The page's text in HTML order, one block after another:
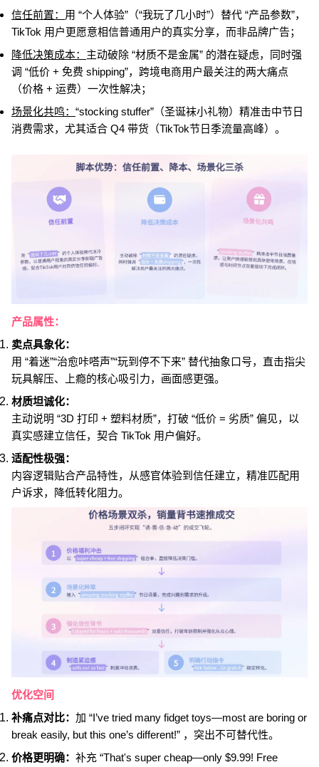
信任前置： 用 “个人体验”（“我玩了几小时”）替代 “产品参数”，
TikTok 用户更愿意相信普通用户的真实分享，而非品牌广告；
降低决策成本： 主动破除 “材质不是金属” 的潜在疑虑，同时强
调 “低价 + 免费 shipping”，跨境电商用户最关注的两大痛点
（价格 + 运费）一次性解决；
场景化共鸣： “stocking stuffer”（圣诞袜小礼物）精准击中节日
消费需求，尤其适合 Q4 带货（TikTok节日季流量高峰）。
产品属性：
卖点具象化：
用 “着迷”“治愈咔嗒声”“玩到停不下来” 替代抽象口号，直击指尖
玩具解压、上瘾的核心吸引力，画面感更强。
材质坦诚化：
主动说明 “3D 打印 + 塑料材质”，打破 “低价 = 劣质” 偏见，以
真实感建立信任，契合 TikTok 用户偏好。
适配性极强：
内容逻辑贴合产品特性，从感官体验到信任建立，精准匹配用
户诉求，降低转化阻力。
优化空间
补痛点对比： 加 “I’ve tried many fidget toys—most are boring or
break easily, but this one’s different!” ，突出不可替代性。
价格更明确： 补充 “That's super cheap—only $9.99! Free